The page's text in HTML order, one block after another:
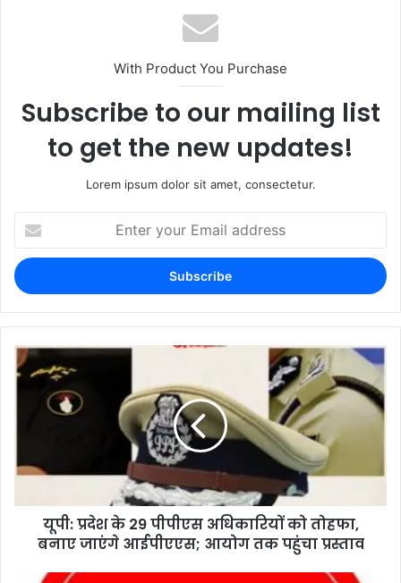
With Product You Purchase
Subscribe to our mailing list
to get the new updates!
Lorem ipsum dolor sit amet, consectetur.
यूपी: प्रदेश के 29 पीपीएस अधिकारियों को तोहफा,
बनाए जाएंगे आईपीएएस; आयोग तक पहुंचा प्रस्ताव